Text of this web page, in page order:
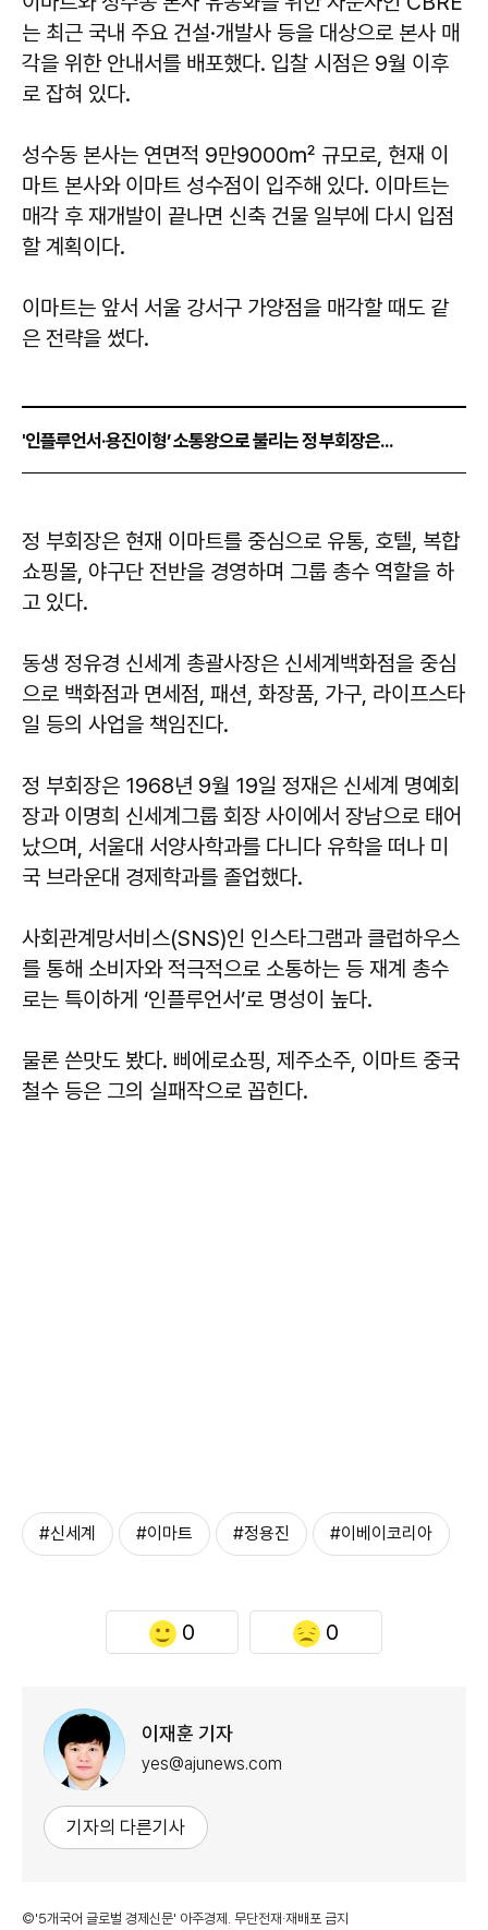
는 최근 국내 주요 건설·개발사 등을 대상으로 본사 매
각을 위한 안내서를 배포했다. 입찰 시점은 9월 이후
로 잡혀 있다.
성수동 본사는 연면적 9만9000㎡ 규모로, 현재 이
마트 본사와 이마트 성수점이 입주해 있다. 이마트는
매각 후 재개발이 끝나면 신축 건물 일부에 다시 입점
할 계획이다.
이마트는 앞서 서울 강서구 가양점을 매각할 때도 같
은 전략을 썼다.
'인플루언서·용진이형’ 소통왕으로 불리는 정 부회장은...
정 부회장은 현재 이마트를 중심으로 유통, 호텔, 복합
쇼핑몰, 야구단 전반을 경영하며 그룹 총수 역할을 하
고 있다.
동생 정유경 신세계 총괄사장은 신세계백화점을 중심
으로 백화점과 면세점, 패션, 화장품, 가구, 라이프스타
일 등의 사업을 책임진다.
정 부회장은 1968년 9월 19일 정재은 신세계 명예회
장과 이명희 신세계그룹 회장 사이에서 장남으로 태어
났으며, 서울대 서양사학과를 다니다 유학을 떠나 미
국 브라운대 경제학과를 졸업했다.
사회관계망서비스(SNS)인 인스타그램과 클럽하우스
를 통해 소비자와 적극적으로 소통하는 등 재계 총수
로는 특이하게 ‘인플루언서’로 명성이 높다.
물론 쓴맛도 봤다. 삐에로쇼핑, 제주소주, 이마트 중국
철수 등은 그의 실패작으로 꼽힌다.
#신세계 #이마트 #정용진 #이베이코리아
0 0
이재훈 기자
yes@ajunews.com
기자의 다른기사
©'5개국어 글로벌 경제신문' 아주경제. 무단전재·재배포 금지